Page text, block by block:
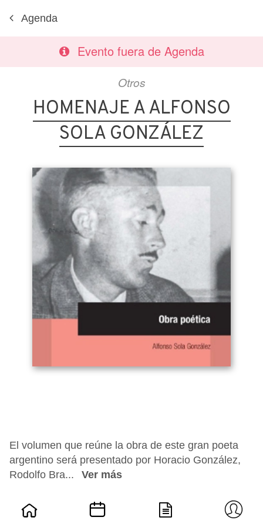
Agenda
Evento fuera de Agenda
Otros
HOMENAJE A ALFONSO
SOLA GONZÁLEZ
El volumen que reúne la obra de este gran poeta
argentino será presentado por Horacio González,
Rodolfo Bra...
Ver más